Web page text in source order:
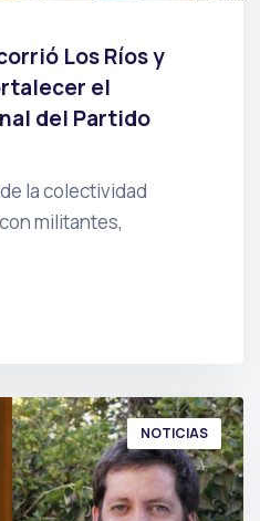
Los Ríos y
el
del Partido
la colectividad
militantes,
NOTICIAS